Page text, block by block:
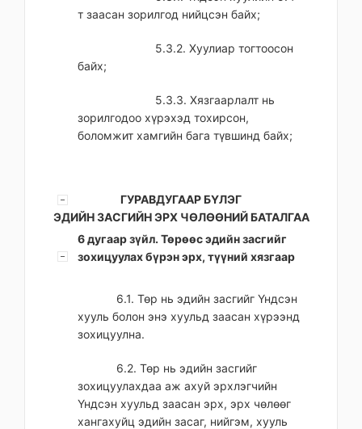
т заасан зорилгод нийцсэн байх;
5.3.2. Хуулиар тогтоосон
байх;
5.3.3. Хязгаарлалт нь
зорилгодоо хүрэхэд тохирсон,
боломжит хамгийн бага түвшинд байх;
ГУРАВДУГААР БҮЛЭГ
ЭДИЙН ЗАСГИЙН ЭРХ ЧӨЛӨӨНИЙ БАТАЛГАА
6 дугаар зүйл. Төрөөс эдийн засгийг
зохицуулах бүрэн эрх, түүний хязгаар
6.1. Төр нь эдийн засгийг Үндсэн
хууль болон энэ хуульд заасан хүрээнд
зохицуулна.
6.2. Төр нь эдийн засгийг
зохицуулахдаа аж ахуй эрхлэгчийн
Үндсэн хуульд заасан эрх, эрх чөлөөг
хангахуйц эдийн засаг, нийгэм, хууль